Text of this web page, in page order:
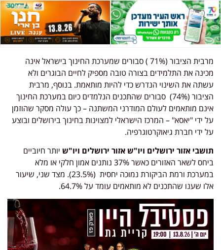
מרבית הציבור (71% ) סבורים שמערכת החינוך בישראל אינה
מכינה את התלמידים בצורה טובה מספיק לחיים הבוגרים ולא
עשתה את השינוי הנדרש כדי להיות מותאמת. בנוסף, מרבית
הציבור (74%) סבורים שהתכנים הנלמדים כיום במערכת החינוך
אינם מותאמים לעולם המודרני המשתנה – כך עולה מסקר שהוזמן
על ידי "יאסא" – המרכז הישראלי למצוינות בחינוך בירושלים ובוצע
על ידי חברת גיאוקרטוגרפיה.
תושבי אזור ירושלים ויו"ש אזור ירושלים ויו"ש יותר חיוביים
ביחס לשאר האזורים כאשר 37% נותנים אמון חלקי או מלא
במערכת ורמת הביקורת נמוכה יחסית (23.5%). מצד שני, שיעור
אלו שענו שהתכנים לא מותאמים עומד על 64.7%.